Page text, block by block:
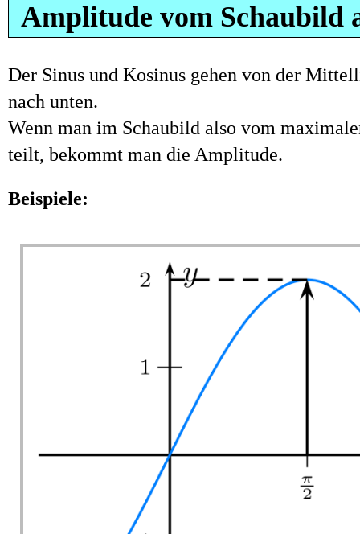
Amplitude vom Schaubild
Der Sinus und Kosinus gehen von der
nach unten.
Wenn man im Schaubild also vom
teilt, bekommt man die Amplitude.
Beispiele: